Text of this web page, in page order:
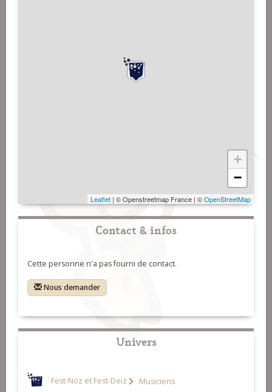
+
−
Leaflet | © Openstreetmap France | ©OpenStreetMap
Contact & infos
Cette personne n'a pas fourni de contact.
Nous demander
Univers
Fest-Noz et Fest-Deiz Musiciens